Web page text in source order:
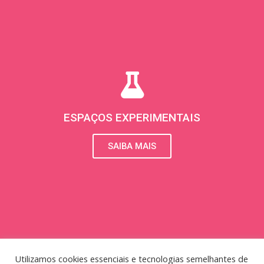
ESPAÇOS EXPERIMENTAIS
SAIBA MAIS
Utilizamos cookies essenciais e tecnologias semelhantes de